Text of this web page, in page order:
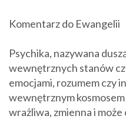
Komentarz do Ewangelii
Psychika, nazywana
wewnętrznych stanów
emocjami, rozumem czy
wewnętrznym
wrażliwa, zmienna i